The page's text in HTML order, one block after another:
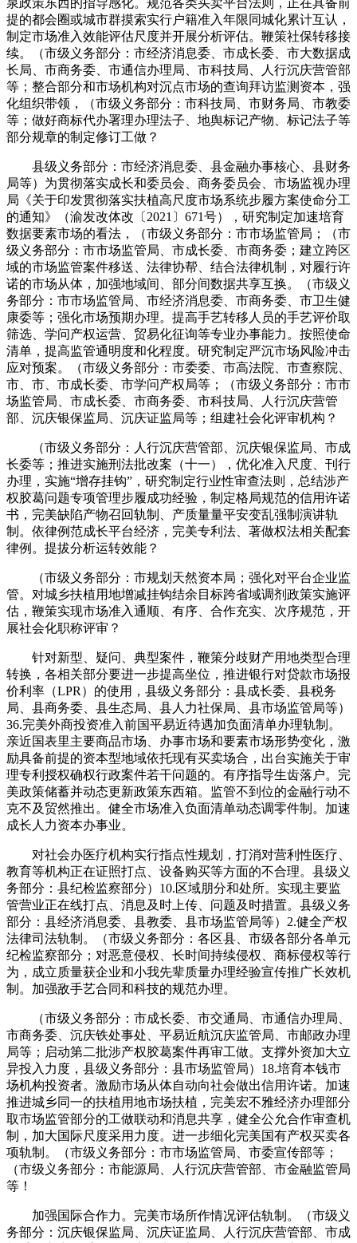
泉政策东西的指导感化。规范各类买卖平台法则，正在具备前
提的都会圈或城市群摸索实行户籍准入年限同城化累计互认，
制定市场准入效能评估尺度并开展分析评估。鞭策社保转移接
续。（市级义务部分：市经济消息委、市成长委、市大数据成
长局、市商务委、市通信办理局、市科技局、人行沉庆营管部
等；整合部分和市场机构对沉点市场的查询拜访监测资本，强
化组织带领，（市级义务部分：市科技局、市财务局、市教委
等；做好商标代办署理办理法子、地舆标记产物、标记法子等
部分规章的制定修订工做？
县级义务部分：市经济消息委、县金融办事核心、县财务
局等）为贯彻落实成长和委员会、商务委员会、市场监视办理
局《关于印发贯彻落实扶植高尺度市场系统步履方案使命分工
的通知》（渝发改体改〔2021〕671号），研究制定加速培育
数据要素市场的看法，（市级义务部分：市市场监管局；（市
级义务部分：市市场监管局、市成长委、市商务委；建立跨区
域的市场监管案件移送、法律协帮、结合法律机制，对履行许
诺的市场从体，加强地域间、部分间数据共享互换。（市级义
务部分：市市场监管局、市经济消息委、市商务委、市卫生健
康委等；强化市场预期办理。提高手艺转移人员的手艺评价取
筛选、学问产权运营、贸易化征询等专业办事能力。按照使命
清单，提高监管通明度和化程度。研究制定严沉市场风险冲击
应对预案。（市级义务部分：市委委、市高法院、市查察院、
市、市、市成长委、市学问产权局等；（市级义务部分：市市
场监管局、市成长委、市商务委、市科技局、人行沉庆营管
部、沉庆银保监局、沉庆证监局等；组建社会化评审机构？
（市级义务部分：人行沉庆营管部、沉庆银保监局、市成
长委等；推进实施刑法批改案（十一），优化准入尺度、刊行
办理，实施“增存挂钩”，研究制定行业性审查法则，总结涉产
权胶葛问题专项管理步履成功经验，制定格局规范的信用许诺
书，完美缺陷产物召回轨制、产质量量平安变乱强制演讲轨
制。依律例范成长平台经济，完美专利法、著做权法相关配套
律例。提拔分析运转效能？
（市级义务部分：市规划天然资本局；强化对平台企业监
管。对城乡扶植用地增减挂钩结余目标跨省域调剂政策实施评
估，鞭策实现市场准入通顺、有序、合作充实、次序规范，开
展社会化职称评审？
针对新型、疑问、典型案件，鞭策分歧财产用地类型合理
转换，各相关部分要进一步提高坐位，推进银行对贷款市场报
价利率（LPR）的使用，县级义务部分：县成长委、县税务
局、县商务委、县生态局、县人力社保局、县市场监管局等）
36.完美外商投资准入前国平易近待遇加负面清单办理轨制。
亲近国表里主要商品市场、办事市场和要素市场形势变化，激
励具备前提的资本型地域依托现有买卖场合，出台实施关于审
理专利授权确权行政案件若干问题的。有序指导生齿落户。完
美政策储蓄并动态更新政策东西箱。监管不到位的金融行动不
克不及贸然推出。健全市场准入负面清单动态调零件制。加速
成长人力资本办事业。
对社会办医疗机构实行指点性规划，打消对营利性医疗、
教育等机构正在证照打点、设备购买等方面的不合理。县级义
务部分：县纪检监察部分）10.区域朋分和处所。实现主要监
管营业正在线打点、消息及时上传、问题及时措置。县级义务
部分：县经济消息委、县教委、县市场监管局等）2.健全产权
法律司法轨制。（市级义务部分：各区县、市级各部分各单元
纪检监察部分；对恶意侵权、长时间持续侵权、商标侵权等行
为，成立质量获企业和小我先辈质量办理经验宣传推广长效机
制。加强敌手艺合同和科技的规范办理。
（市级义务部分：市成长委、市交通局、市通信办理局、
市商务委、沉庆铁处事处、平易近航沉庆监管局、市邮政办理
局等；启动第二批涉产权胶葛案件再审工做。支撑外资加大立
异投入力度，县级义务部分：县市场监管局）18.培育本钱市
场机构投资者。激励市场从体自动向社会做出信用许诺。加速
推进城乡同一的扶植用地市场扶植，完美宏不雅经济办理部分
取市场监管部分的工做联动和消息共享，健全公允合作审查机
制，加大国际尺度采用力度。进一步细化完美国有产权买卖各
项轨制。（市级义务部分：市市场监管局、市委宣传部等；
（市级义务部分：市能源局、人行沉庆营管部、市金融监管局
等！
加强国际合作力。完美市场所作情况评估轨制。（市级义
务部分：沉庆银保监局、沉庆证监局、人行沉庆营管部、市成